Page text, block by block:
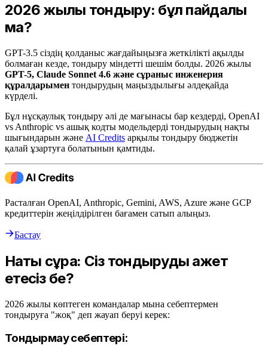
2026 жылы тондыру: бұл пайдалы
ма?
GPT-3.5 сіздің қолданыс жағдайыңызға жеткілікті ақылды
болмаған кезде, тондыру міндетті шешім болды. 2026 жылы
GPT-5, Claude Sonnet 4.6 және сұраныс инженерия
құралдарымен тондырудың маңыздылығы әлдеқайда
күрделі.
Бұл нұсқаулық тондыру әлі де мағынасы бар кездерді, OpenAI
vs Anthropic vs ашық кодты модельдерді тондырудың нақты
шығындарын және AI Credits арқылы тондыру бюджетін
қалай ұзартуға болатынын қамтиды.
Расталған OpenAI, Anthropic, Gemini, AWS, Azure және GCP
кредиттерін жеңілдірілген бағамен сатып алыңыз.
Бастау
Нақты сұрақ: Сіз тондыруды қажет
етесіз бе?
2026 жылы көптеген командалар мына себептермен
тондыруға "жоқ" деп жауап беруі керек:
Тондырмау себептері: